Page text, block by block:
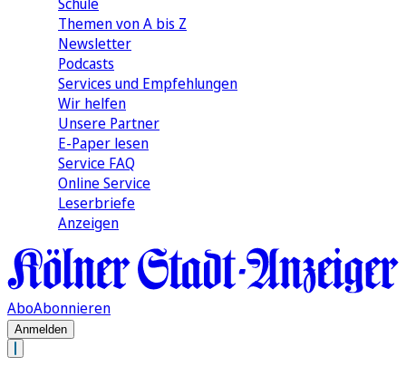
Themen von A bis Z
Newsletter
Podcasts
Services und Empfehlungen
Wir helfen
Unsere Partner
E-Paper lesen
Service FAQ
Online Service
Leserbriefe
Anzeigen
AboAbonnieren
Anmelden